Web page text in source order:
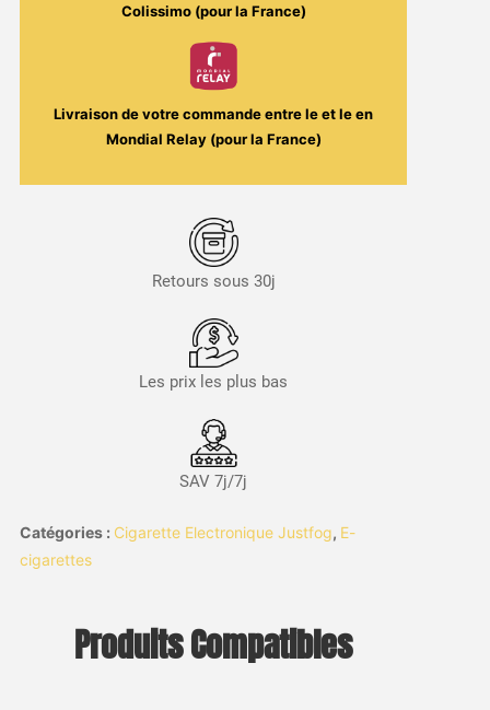
Colissimo (pour la France)
Livraison de votre commande entre leet leen
Mondial Relay (pour la France)
Retours sous 30j
Les prix les plus bas
SAV 7j/7j
Catégories : Cigarette Electronique Justfog, E-
cigarettes
Produits Compatibles